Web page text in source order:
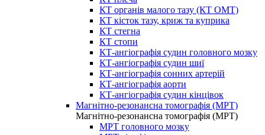
КТ органів малого тазу (КТ ОМТ)
КТ кісток тазу, криж та куприка
КТ стегна
КТ стопи
КТ-ангіографія судин головного мозку
КТ-ангіографія судин шиї
КТ-ангіографія сонних артерій
КТ-ангіографія аорти
КТ-ангіографія судин кінцівок
Магнітно-резонансна томографія (МРТ)
Магнітно-резонансна томографія (МРТ)
МРТ головного мозку